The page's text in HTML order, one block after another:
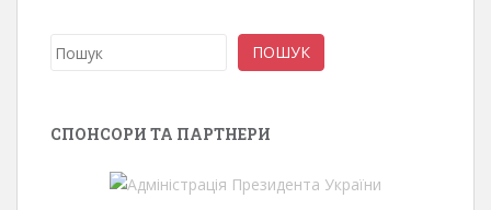
Пошук ПОШУК
СПОНСОРИ ТА ПАРТНЕРИ